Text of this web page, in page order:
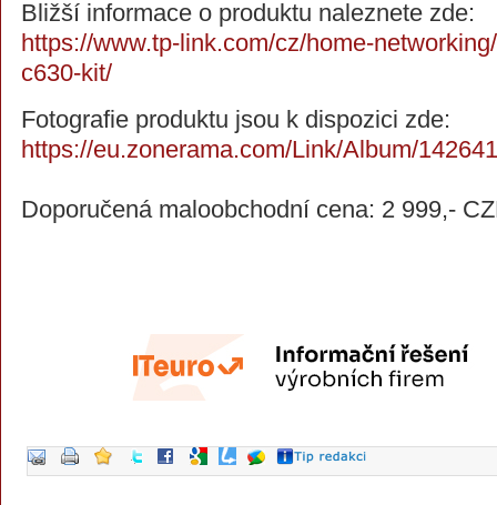
Bližší informace o produktu naleznete zde:
https://www.tp-link.com/cz/home-
c630-kit/
Fotografie produktu jsou k dispozici zde:
https://eu.zonerama.com/Link/Album/
Doporučená maloobchodní cena: 2 999,-